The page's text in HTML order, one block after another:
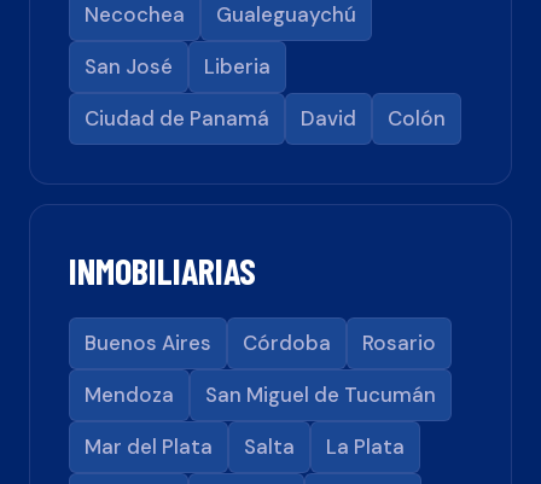
Necochea
Gualeguaychú
San José
Liberia
Ciudad de Panamá
David Colón
INMOBILIARIAS
Buenos Aires Córdoba
Rosario
Mendoza
San Miguel de Tucumán
Mar del Plata
Salta
La Plata